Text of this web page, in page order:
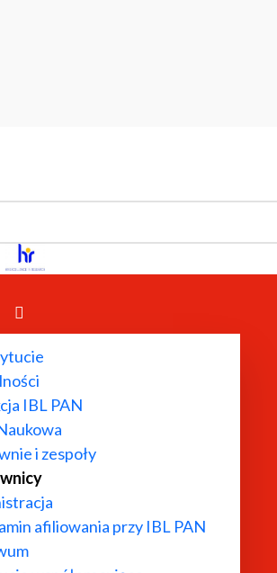
IBL PAN
i zespoły
afiliowania przy IBL PAN